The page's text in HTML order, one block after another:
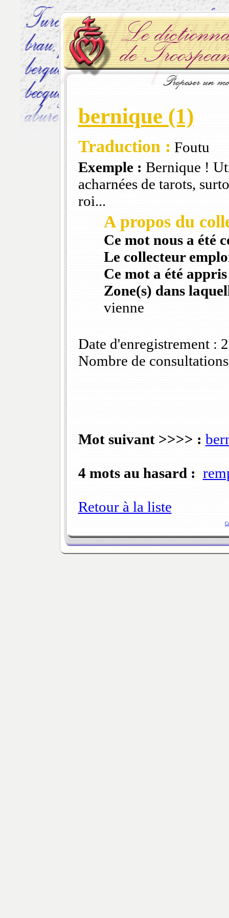
bernique (1)
Traduction : Foutu
Exemple : Bernique !
acharnées de tarots,
roi...
A propos du
Ce mot nous a été
Le collecteur
Ce mot a été
Zone(s) dans
vienne
Date d'enregistrement :
Nombre de
Mot suivant >>>> :
4 mots au hasard :
Retour à la liste